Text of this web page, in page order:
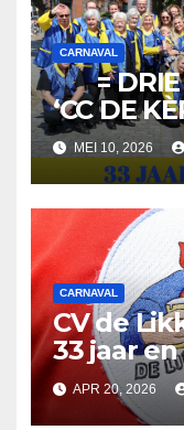
CARNAVAL
= DRIE
‘CC DE
MEI 10, 2026
CARNAVAL
CV de
33 jaar
APR 20, 2026